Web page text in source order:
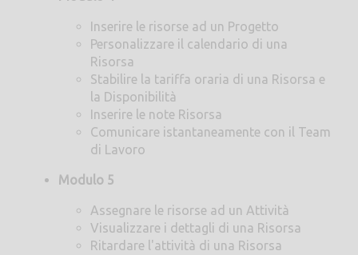
Inserire le risorse ad un Progetto
Personalizzare il calendario di una
Risorsa
Stabilire la tariffa oraria di una Risorsa e
la Disponibilità
Inserire le note Risorsa
Comunicare istantaneamente con il Team
di Lavoro
Modulo 5
Assegnare le risorse ad un Attività
Visualizzare i dettagli di una Risorsa
Ritardare l'attività di una Risorsa